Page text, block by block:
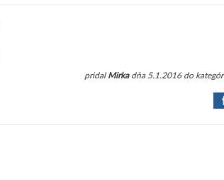
pridal Mirkadňa 5.1.2016 do